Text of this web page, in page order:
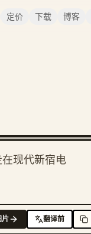
定价 下载 博客
现代新宿电
翻译前